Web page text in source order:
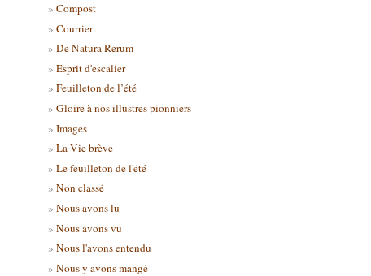
Compost
Courrier
De Natura Rerum
Esprit d'escalier
Feuilleton de l’été
Gloire à nos illustres pionniers
Images
La Vie brève
Le feuilleton de l'été
Non classé
Nous avons lu
Nous avons vu
Nous l'avons entendu
Nous y avons mangé